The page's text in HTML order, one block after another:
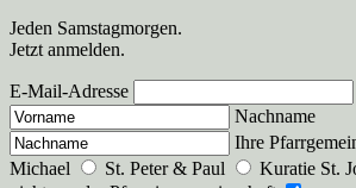
Jeden Samstagmorgen.
Jetzt anmelden.
E-Mail-Adresse
Nachname
Ihre
Michael
St. Peter & Paul
Kuratie St.